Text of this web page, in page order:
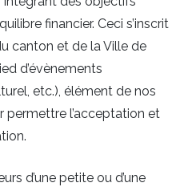
financier. Ceci s’inscrit
canton et de la Ville de
d’évènements
etc.), élément de nos
permettre l’acceptation et
d’une petite ou d’une